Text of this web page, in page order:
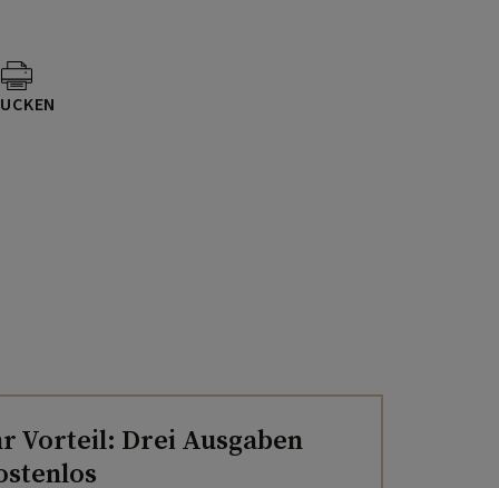
Vorteil: Drei Ausgaben